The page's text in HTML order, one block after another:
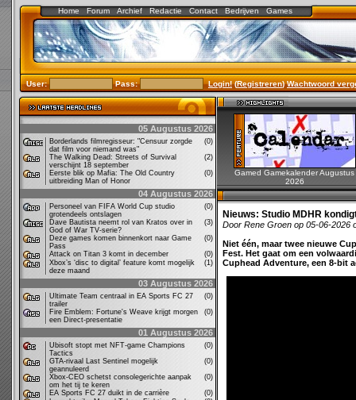
Home Forum Archief Redactie Contact Bedrijven Games
User: Pass: Login!(Registreren)Wachtwoord
05 Augustus 2026
Borderlands filmregisseur: "Censuur zorgde
dat film voor niemand was"
(0)
The Walking Dead: Streets of Survival
verschijnt 18 september
(2)
Eerste blik op Mafia: The Old Country
uitbreiding Man of Honor
(0)
04 Augustus 2026
Personeel van FIFA World Cup studio
grotendeels ontslagen
(0)
Dave Bautista neemt rol van Kratos over in
God of War TV-serie?
(3)
Deze games komen binnenkort naar Game
Pass
(0)
Attack on Titan 3 komt in december
(0)
Xbox’s ‘disc to digital’ feature komt mogelijk
deze maand
(1)
03 Augustus 2026
Ultimate Team centraal in EA Sports FC 27
trailer
(0)
Fire Emblem: Fortune's Weave krijgt morgen
een Direct-presentatie
(0)
01 Augustus 2026
Ubisoft stopt met NFT-game Champions
Tactics
(0)
GTA-rivaal Last Sentinel mogelijk
geannuleerd
(0)
Xbox-CEO schetst consolegerichte aanpak
om het tij te keren
(0)
EA Sports FC 27 duikt in de carrière
(0)
Gamed Gamekalender Augustus
2026
Nieuws: Studio MDHR
Door Rene Groen op 05-06-2026
Niet één, maar twee nieuwe
Fest. Het gaat om een
Cuphead Adventure, een 8-bit